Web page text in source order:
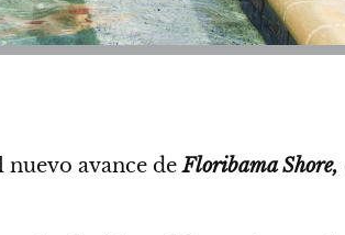
nuevo avance deFloribama Shore,